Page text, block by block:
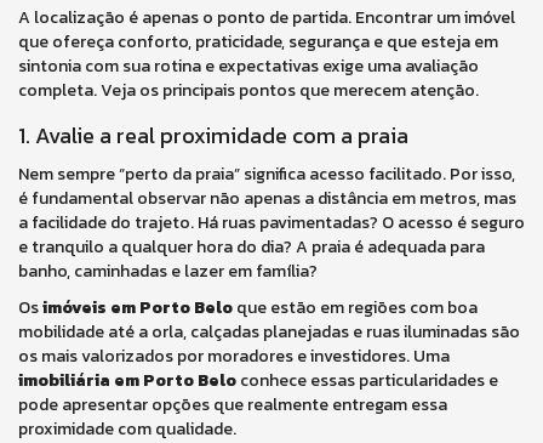
A localização é apenas o ponto de partida. Encontrar um imóvel
que ofereça conforto, praticidade, segurança e que esteja em
sintonia com sua rotina e expectativas exige uma avaliação
completa. Veja os principais pontos que merecem atenção.
1. Avalie a real proximidade com a praia
Nem sempre “perto da praia” significa acesso facilitado. Por isso,
é fundamental observar não apenas a distância em metros, mas
a facilidade do trajeto. Há ruas pavimentadas? O acesso é seguro
e tranquilo a qualquer hora do dia? A praia é adequada para
banho, caminhadas e lazer em família?
Osimóveis em Porto Beloque estão em regiões com boa
mobilidade até a orla, calçadas planejadas e ruas iluminadas são
os mais valorizados por moradores e investidores. Uma
imobiliária em Porto Beloconhece essas particularidades e
pode apresentar opções que realmente entregam essa
proximidade com qualidade.